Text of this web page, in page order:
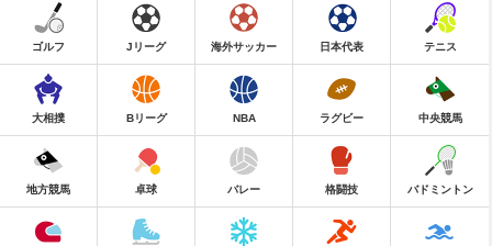
ゴルフ Jリーグ 海外サッカー 日本代表 テニス
大相撲 Bリーグ NBA ラグビー 中央競馬
地方競馬 卓球 バレー 格闘技 バドミントン